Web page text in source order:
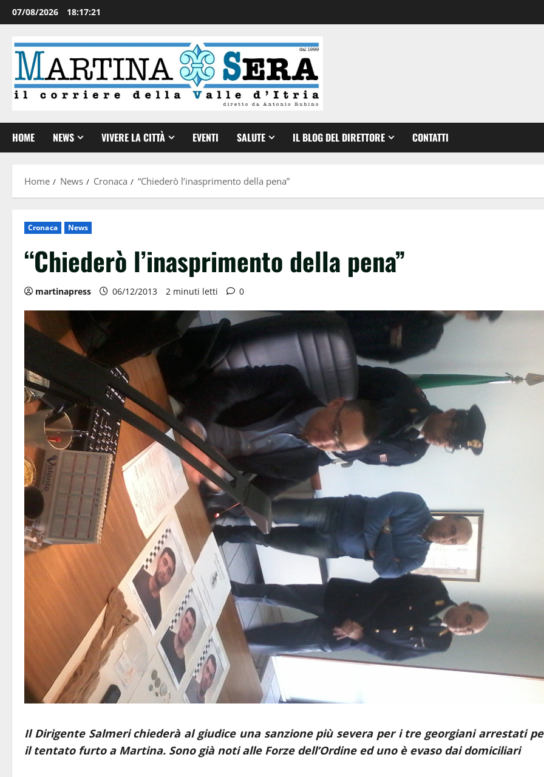
07/08/2026 18:17:22
HOME NEWS VIVERE LA CITTÀ EVENTI SALUTE IL BLOG DEL DIRETTORE CONTATTI
Home News Cronaca “Chiederò l’inasprimento della pena”
Cronaca News
“Chiederò l’inasprimento della pena”
martinapress 06/12/2013 2 minuti letti 0
Il Dirigente Salmeri chiederà al giudice una sanzione più severa per i tre georgiani arrestati
il tentato furto a Martina. Sono già noti alle Forze dell’Ordine ed uno è evaso dai domiciliari